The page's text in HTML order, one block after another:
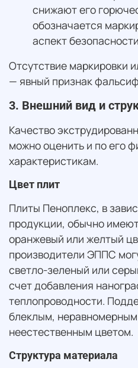
снижают его
обозначается
аспект
Отсутствие маркировки
— явный признак
3. Внешний вид и
Качество
можно оценить и по его
характеристикам.
Цвет плит
Плиты Пеноплекс, в
продукции, обычно
оранжевый или желтый
производители ЭППС
светло-зеленый или
счет добавления
теплопроводности.
блеклым,
неестественным цветом.
Структура материала